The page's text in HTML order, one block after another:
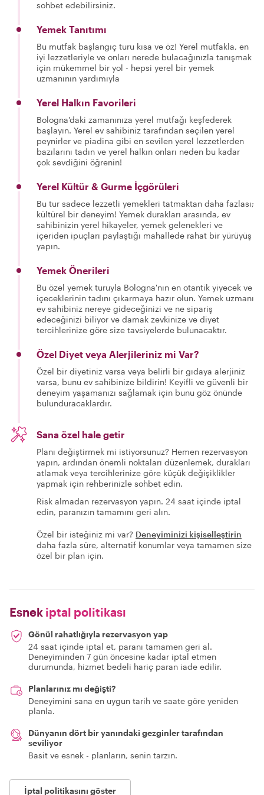
sohbet edebilirsiniz.
Yemek Tanıtımı
Bu mutfak başlangıç turu kısa ve öz! Yerel mutfakla, en
iyi lezzetleriyle ve onları nerede bulacağınızla tanışmak
için mükemmel bir yol - hepsi yerel bir yemek
uzmanının yardımıyla
Yerel Halkın Favorileri
Bologna'daki zamanınıza yerel mutfağı keşfederek
başlayın. Yerel ev sahibiniz tarafından seçilen yerel
peynirler ve piadina gibi en sevilen yerel lezzetlerden
bazılarını tadın ve yerel halkın onları neden bu kadar
çok sevdiğini öğrenin!
Yerel Kültür & Gurme İçgörüleri
Bu tur sadece lezzetli yemekleri tatmaktan daha fazlası;
kültürel bir deneyim! Yemek durakları arasında, ev
sahibinizin yerel hikayeler, yemek gelenekleri ve
içeriden ipuçları paylaştığı mahallede rahat bir yürüyüş
yapın.
Yemek Önerileri
Bu özel yemek turuyla Bologna'nın en otantik yiyecek ve
içeceklerinin tadını çıkarmaya hazır olun. Yemek uzmanı
ev sahibiniz nereye gideceğinizi ve ne sipariş
edeceğinizi biliyor ve damak zevkinize ve diyet
tercihlerinize göre size tavsiyelerde bulunacaktır.
Özel Diyet veya Alerjileriniz mi Var?
Özel bir diyetiniz varsa veya belirli bir gıdaya alerjiniz
varsa, bunu ev sahibinize bildirin! Keyifli ve güvenli bir
deneyim yaşamanızı sağlamak için bunu göz önünde
bulunduracaklardır.
Sana özel hale getir
Planı değiştirmek mi istiyorsunuz? Hemen rezervasyon
yapın, ardından önemli noktaları düzenlemek, durakları
atlamak veya tercihlerinize göre küçük değişiklikler
yapmak için rehberinizle sohbet edin.
Risk almadan rezervasyon yapın. 24 saat içinde iptal
edin, paranızın tamamını geri alın.
Özel bir isteğiniz mi var? Deneyiminizi kişiselleştirin
daha fazla süre, alternatif konumlar veya tamamen size
özel bir plan için.
Esnek iptal politikası
Gönül rahatlığıyla rezervasyon yap
24 saat içinde iptal et, paranı tamamen geri al.
Deneyiminden 7 gün öncesine kadar iptal etmen
durumunda, hizmet bedeli hariç paran iade edilir.
Planlarınız mı değişti?
Deneyimini sana en uygun tarih ve saate göre yeniden
planla.
Dünyanın dört bir yanındaki gezginler tarafından
seviliyor
Basit ve esnek - planların, senin tarzın.
İptal politikasını göster